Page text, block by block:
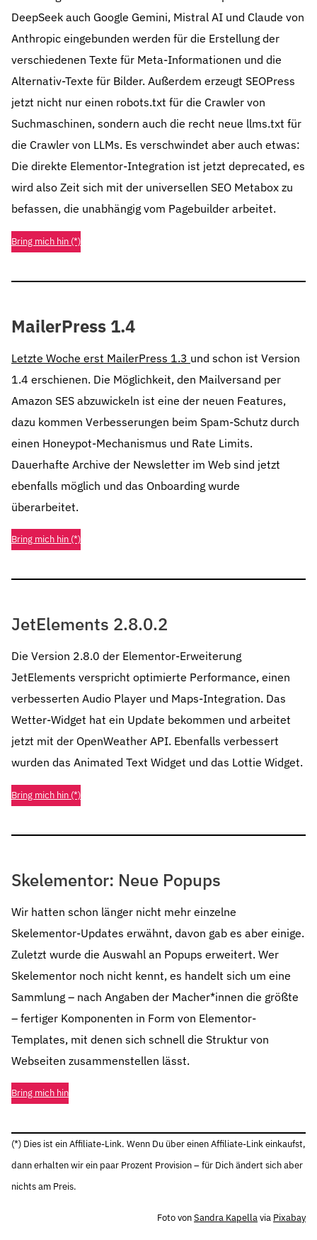
DeepSeek auch Google Gemini, Mistral AI und Claude von
Anthropic eingebunden werden für die Erstellung der
verschiedenen Texte für Meta-Informationen und die
Alternativ-Texte für Bilder. Außerdem erzeugt SEOPress
jetzt nicht nur einen robots.txt für die Crawler von
Suchmaschinen, sondern auch die recht neue llms.txt für
die Crawler von LLMs. Es verschwindet aber auch etwas:
Die direkte Elementor-Integration ist jetzt deprecated, es
wird also Zeit sich mit der universellen SEO Metabox zu
befassen, die unabhängig vom Pagebuilder arbeitet.
Bring mich hin (*)
MailerPress 1.4
Letzte Woche erst MailerPress 1.3 und schon ist Version
1.4 erschienen. Die Möglichkeit, den Mailversand per
Amazon SES abzuwickeln ist eine der neuen Features,
dazu kommen Verbesserungen beim Spam-Schutz durch
einen Honeypot-Mechanismus und Rate Limits.
Dauerhafte Archive der Newsletter im Web sind jetzt
ebenfalls möglich und das Onboarding wurde
überarbeitet.
Bring mich hin (*)
JetElements 2.8.0.2
Die Version 2.8.0 der Elementor-Erweiterung
JetElements verspricht optimierte Performance, einen
verbesserten Audio Player und Maps-Integration. Das
Wetter-Widget hat ein Update bekommen und arbeitet
jetzt mit der OpenWeather API. Ebenfalls verbessert
wurden das Animated Text Widget und das Lottie Widget.
Bring mich hin (*)
Skelementor: Neue Popups
Wir hatten schon länger nicht mehr einzelne
Skelementor-Updates erwähnt, davon gab es aber einige.
Zuletzt wurde die Auswahl an Popups erweitert. Wer
Skelementor noch nicht kennt, es handelt sich um eine
Sammlung – nach Angaben der Macher*innen die größte
– fertiger Komponenten in Form von Elementor-
Templates, mit denen sich schnell die Struktur von
Webseiten zusammenstellen lässt.
Bring mich hin
(*) Dies ist ein Affiliate-Link. Wenn Du über einen Affiliate-Link einkaufst,
dann erhalten wir ein paar Prozent Provision – für Dich ändert sich aber
nichts am Preis.
Foto vonSandra Kapellavia Pixabay